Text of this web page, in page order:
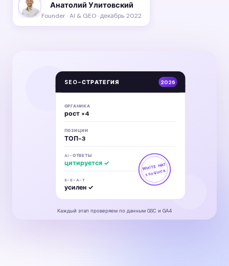
Анатолий Улитовский
Founder · AI & GEO · декабрь 2022
SEO-СТРАТЕГИЯ 2026
ОРГАНИКА
рост ×4
ПОЗИЦИИ
ТОП-3
AI-ОТВЕТЫ
цитируется ✓
E-E-A-T
усилен ✓
WHITE HAT
SEOQUICK
Каждый этап проверяем по данным GSC и GA4